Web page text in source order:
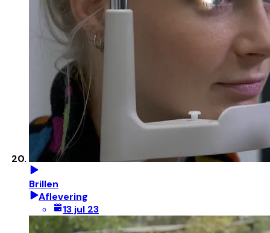
Brillen
Aflevering
13 jul 23